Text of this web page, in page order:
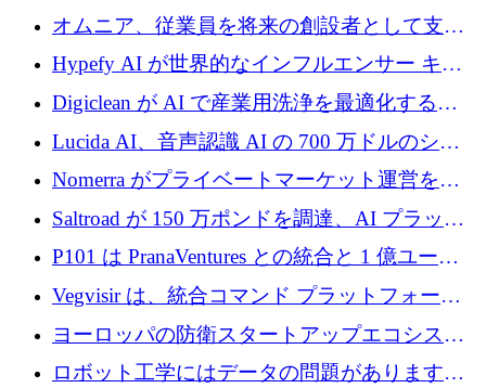
ルの資金を調達、ロンドン事務所を開設
オムニア、従業員を将来の創設者として支援
するために Firedrop でファンドを立ち上げる
Hypefy AI が世界的なインフルエンサー キャ
ンペーンを自動化するためにシリーズ A で
720 万ドルを調達
Digiclean が AI で産業用洗浄を最適化するた
めに 250 万ユーロを調達
Lucida AI、音声認識 AI の 700 万ドルのシー
ドラウンドを終了
Nomerra がプライベートマーケット運営を自
動化するために 200 万ドルを調達
Saltroad が 150 万ポンドを調達、AI プラット
フォーム Ogma を買収して子ども向け言語療
法を拡大
P101 は PranaVentures との統合と 1 億ユーロ
のファンドによりシード投資に拡大
Vegvisir は、統合コマンド プラットフォーム
を通じて関連する無人システムを接続するた
めの資金を調達します
ヨーロッパの防衛スタートアップエコシステ
ムとなったハッカソン
ロボット工学にはデータの問題があります。